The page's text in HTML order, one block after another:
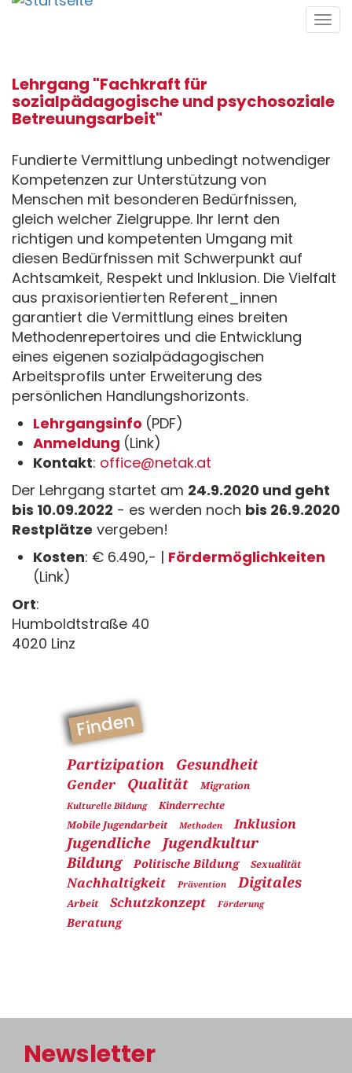
Direkt
Lehrgang "Fachkraft für
sozialpädagogische und psychosoziale
Betreuungsarbeit"
Fundierte Vermittlung unbedingt notwendiger
Kompetenzen zur Unterstützung von
Menschen mit besonderen Bedürfnissen,
gleich welcher Zielgruppe. Ihr lernt den
richtigen und kompetenten Umgang mit
diesen Bedürfnissen mit Schwerpunkt auf
Achtsamkeit, Respekt und Inklusion. Die Vielfalt
aus praxisorientierten Referent_innen
garantiert die Vermittlung eines breiten
Methodenrepertoires und die Entwicklung
eines eigenen sozialpädagogischen
Arbeitsprofils unter Erweiterung des
persönlichen Handlungshorizonts.
Lehrgangsinfo (PDF)
Anmeldung (Link)
Kontakt: office@netak.at
Der Lehrgang startet am 24.9.2020 und geht
bis 10.09.2022 - es werden noch bis 26.9.2020
Restplätze vergeben!
Kosten: € 6.490,- | Fördermöglichkeiten
(Link)
Ort:
Humboldtstraße 40
4020 Linz
Finden
Partizipation Gesundheit
Gender Qualität Migration
Kulturelle Bildung
Kinderrechte
Mobile Jugendarbeit
Methoden Inklusion
Jugendliche
Jugendkultur
Bildung
Politische Bildung Sexualität
Nachhaltigkeit Prävention Digitales
Arbeit Schutzkonzept Förderung
Beratung
Newsletter